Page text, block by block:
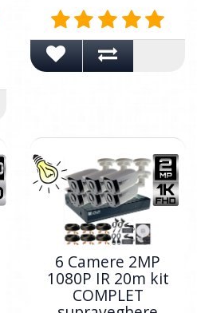
6 Camere 2MP
1080P IR 20m kit
COMPLET